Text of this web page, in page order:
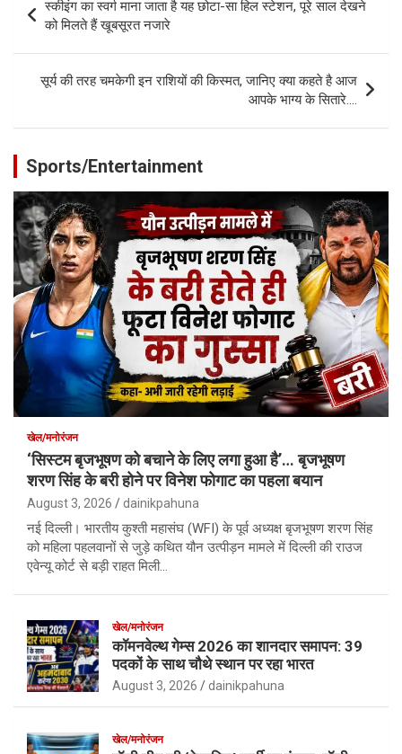
navigation
स्कीइंग का स्वर्ग माना जाता है यह छोटा-सा हिल स्टेशन, पूरे साल देखने
को मिलते हैं खूबसूरत नजारे
सूर्य की तरह चमकेगी इन राशियों की किस्मत, जानिए क्या कहते है आज
आपके भाग्य के सितारे….
Sports/Entertainment
खेल/मनोरंजन
‘सिस्टम बृजभूषण को बचाने के लिए लगा हुआ है’… बृजभूषण
शरण सिंह के बरी होने पर विनेश फोगाट का पहला बयान
August 3, 2026 dainikpahuna
नई दिल्ली। भारतीय कुश्ती महासंघ (WFI) के पूर्व अध्यक्ष बृजभूषण शरण सिंह
को महिला पहलवानों से जुड़े कथित यौन उत्पीड़न मामले में दिल्ली की राउज
एवेन्यू कोर्ट से बड़ी राहत मिली…
खेल/मनोरंजन
कॉमनवेल्थ गेम्स 2026 का शानदार समापन: 39
पदकों के साथ चौथे स्थान पर रहा भारत
August 3, 2026 dainikpahuna
खेल/मनोरंजन